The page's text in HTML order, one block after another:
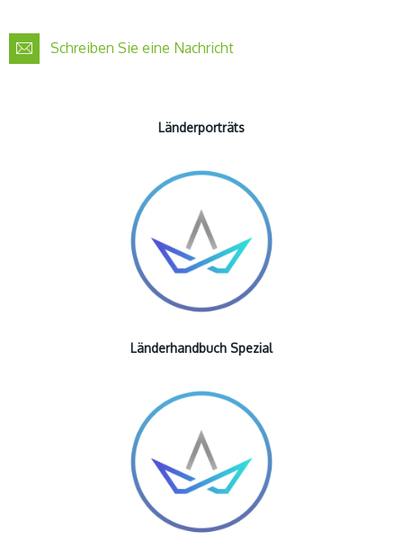
Schreiben Sie eine Nachricht
Länderporträts
Länderhandbuch Spezial